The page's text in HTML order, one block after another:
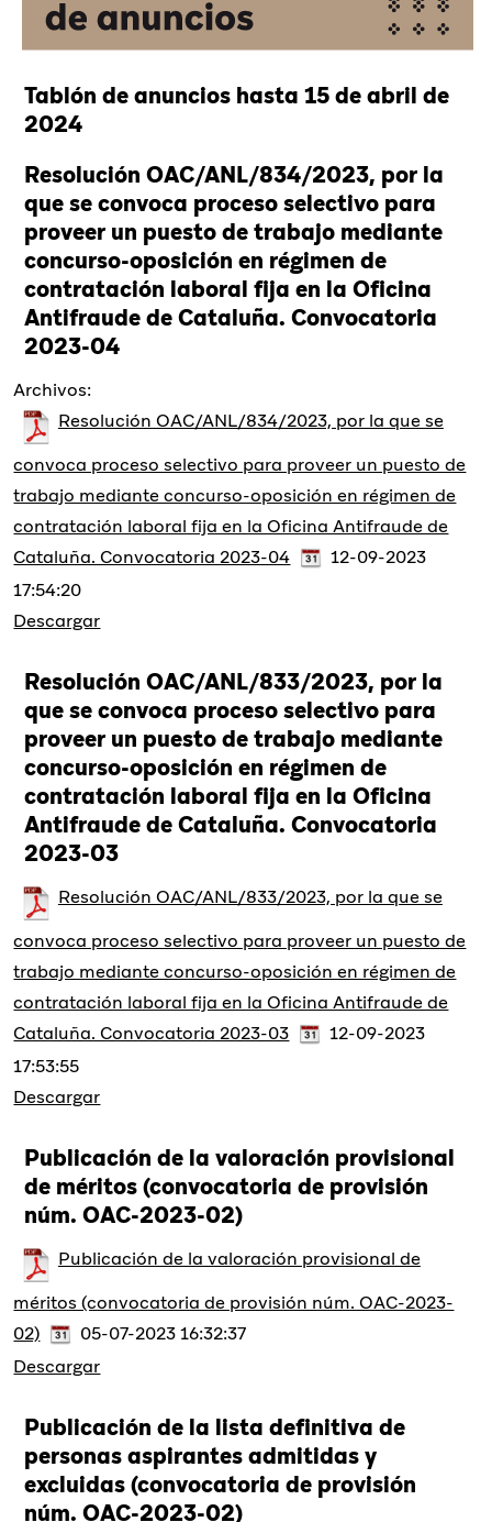
Tablón de anuncios hasta 15 de abril de
2024
Resolución OAC/ANL/834/2023, por la
que se convoca proceso selectivo para
proveer un puesto de trabajo mediante
concurso-oposición en régimen de
contratación laboral fija en la Oficina
Antifraude de Cataluña. Convocatoria
2023-04
Archivos:
Resolución OAC/ANL/834/2023, por la que se
convoca proceso selectivo para proveer un puesto de
trabajo mediante concurso-oposición en régimen de
contratación laboral fija en la Oficina Antifraude de
Cataluña. Convocatoria 2023-04
12-09-2023
17:54:20
Descargar
Resolución OAC/ANL/833/2023, por la
que se convoca proceso selectivo para
proveer un puesto de trabajo mediante
concurso-oposición en régimen de
contratación laboral fija en la Oficina
Antifraude de Cataluña. Convocatoria
2023-03
Resolución OAC/ANL/833/2023, por la que se
convoca proceso selectivo para proveer un puesto de
trabajo mediante concurso-oposición en régimen de
contratación laboral fija en la Oficina Antifraude de
Cataluña. Convocatoria 2023-03
12-09-2023
17:53:55
Descargar
Publicación de la valoración provisional
de méritos (convocatoria de provisión
núm. OAC-2023-02)
Publicación de la valoración provisional de
méritos (convocatoria de provisión núm. OAC-2023-
02)
05-07-2023 16:32:37
Descargar
Publicación de la lista definitiva de
personas aspirantes admitidas y
excluidas (convocatoria de provisión
núm. OAC-2023-02)